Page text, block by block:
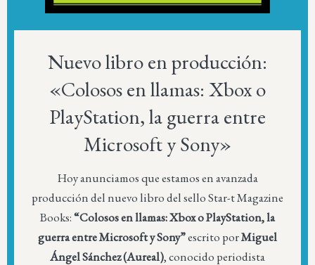
Nuevo libro en producción:
«Colosos en llamas: Xbox o
PlayStation, la guerra entre
Microsoft y Sony»
Hoy anunciamos que estamos en avanzada
producción del nuevo libro del sello Star-t Magazine
Books:“Colosos en llamas: Xbox o PlayStation, la
guerra entre Microsoft y Sony”escrito porMiguel
Ángel Sánchez (Aureal), conocido periodista